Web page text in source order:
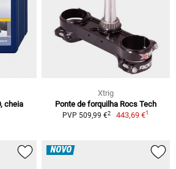
cheia
Xtrig
Ponte de forquilha Rocs Tech
PVP 509,99 €2 443,69 €1
NOVO